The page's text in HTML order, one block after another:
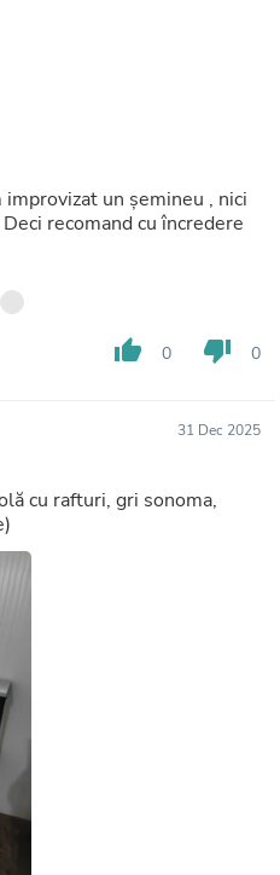
un șemineu , nici
recomand cu încredere
thumb_up 0 thumb_down 0
31 Dec 2025
cu rafturi, gri sonoma,